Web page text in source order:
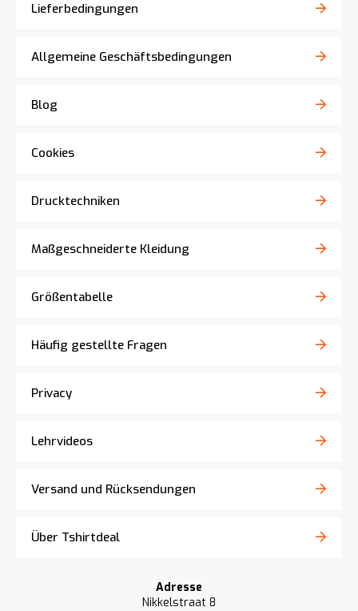
Lieferbedingungen
Allgemeine Geschäftsbedingungen
Blog
Cookies
Drucktechniken
Maßgeschneiderte Kleidung
Größentabelle
Häufig gestellte Fragen
Privacy
Lehrvideos
Versand und Rücksendungen
Über Tshirtdeal
Adresse
Nikkelstraat 8